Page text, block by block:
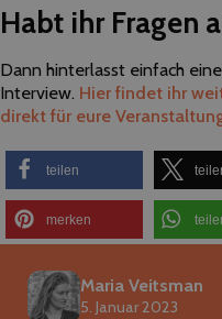
Habt ihr Fragen
Dann hinterlasst einfach
Interview. Hier findet ihr
direkt für eure
teilen
merken
Maria Veitsman
5. Januar 2023